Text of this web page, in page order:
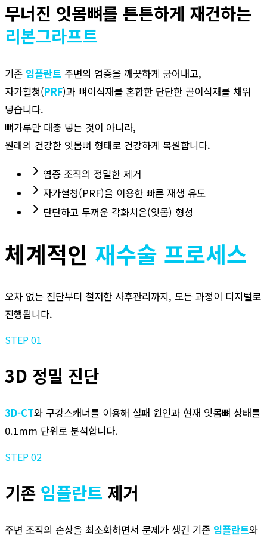
무너진 잇몸뼈를 튼튼하게 재건하는
리본그라프트
기존 임플란트 주변의 염증을 깨끗하게 긁어내고,
자가혈청(PRF)과 뼈이식재를 혼합한 단단한 골이식재를 채워
넣습니다.
뼈가루만 대충 넣는 것이 아니라,
원래의 건강한 잇몸뼈 형태로 건강하게 복원합니다.
염증 조직의 정밀한 제거
자가혈청(PRF)을 이용한 빠른 재생 유도
단단하고 두꺼운 각화치은(잇몸) 형성
체계적인 재수술 프로세스
오차 없는 진단부터 철저한 사후관리까지, 모든 과정이 디지털로
진행됩니다.
STEP 01
3D 정밀 진단
3D-CT와 구강스캐너를 이용해 실패 원인과 현재 잇몸뼈 상태를
0.1mm 단위로 분석합니다.
STEP 02
기존 임플란트 제거
주변 조직의 손상을 최소화하면서 문제가 생긴 기존 임플란트와